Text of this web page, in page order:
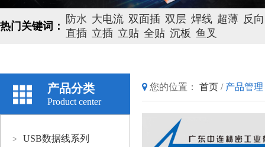
热门关键词：
防水 大电流 双面插 双层 焊线 超薄 反向
直插 立插 立贴 全贴 沉板 鱼叉
产品分类
Product center
> USB数据线系列
您的位置： 首页 / 产品管理